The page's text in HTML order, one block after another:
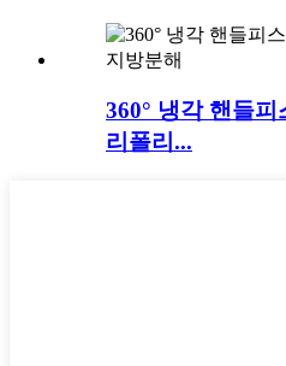
360° 냉각 핸들
리폴리...